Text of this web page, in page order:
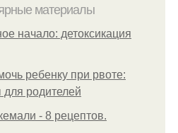
материалы
начало: детоксикация
ребенку при рвоте:
для родителей
- 8 рецептов.